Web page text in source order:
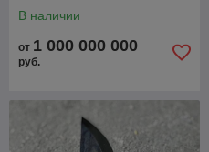
В наличии
от 1 000 000 000
руб.